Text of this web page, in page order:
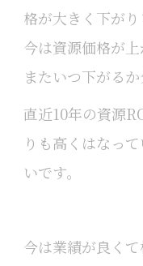
格が大きく下がり
今は資源価格が
またいつ下がるか
直近10年の資源
りも高くはなっ
いです。
今は業績が良く